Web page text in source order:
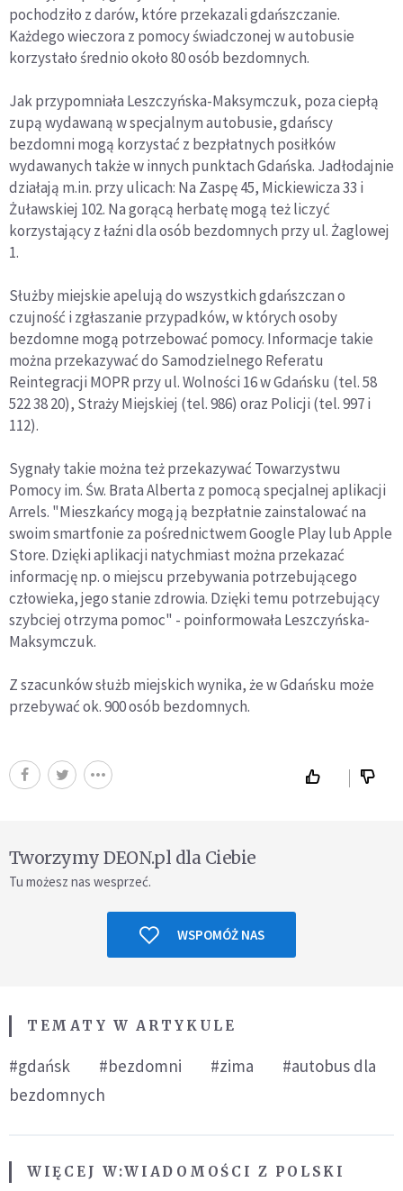
pochodziło z darów, które przekazali gdańszczanie.
Każdego wieczora z pomocy świadczonej w autobusie
korzystało średnio około 80 osób bezdomnych.
Jak przypomniała Leszczyńska-Maksymczuk, poza ciepłą
zupą wydawaną w specjalnym autobusie, gdańscy
bezdomni mogą korzystać z bezpłatnych posiłków
wydawanych także w innych punktach Gdańska. Jadłodajnie
działają m.in. przy ulicach: Na Zaspę 45, Mickiewicza 33 i
Żuławskiej 102. Na gorącą herbatę mogą też liczyć
korzystający z łaźni dla osób bezdomnych przy ul. Żaglowej
1.
Służby miejskie apelują do wszystkich gdańszczan o
czujność i zgłaszanie przypadków, w których osoby
bezdomne mogą potrzebować pomocy. Informacje takie
można przekazywać do Samodzielnego Referatu
Reintegracji MOPR przy ul. Wolności 16 w Gdańsku (tel. 58
522 38 20), Straży Miejskiej (tel. 986) oraz Policji (tel. 997 i
112).
Sygnały takie można też przekazywać Towarzystwu
Pomocy im. Św. Brata Alberta z pomocą specjalnej aplikacji
Arrels. "Mieszkańcy mogą ją bezpłatnie zainstalować na
swoim smartfonie za pośrednictwem Google Play lub Apple
Store. Dzięki aplikacji natychmiast można przekazać
informację np. o miejscu przebywania potrzebującego
człowieka, jego stanie zdrowia. Dzięki temu potrzebujący
szybciej otrzyma pomoc" - poinformowała Leszczyńska-
Maksymczuk.
Z szacunków służb miejskich wynika, że w Gdańsku może
przebywać ok. 900 osób bezdomnych.
Tworzymy DEON.pl dla Ciebie
Tu możesz nas wesprzeć.
WSPOMÓŻ NAS
TEMATY W ARTYKULE
#gdańsk #bezdomni #zima
#autobus dla
bezdomnych
WIĘCEJ W:WIADOMOŚCI Z POLSKI